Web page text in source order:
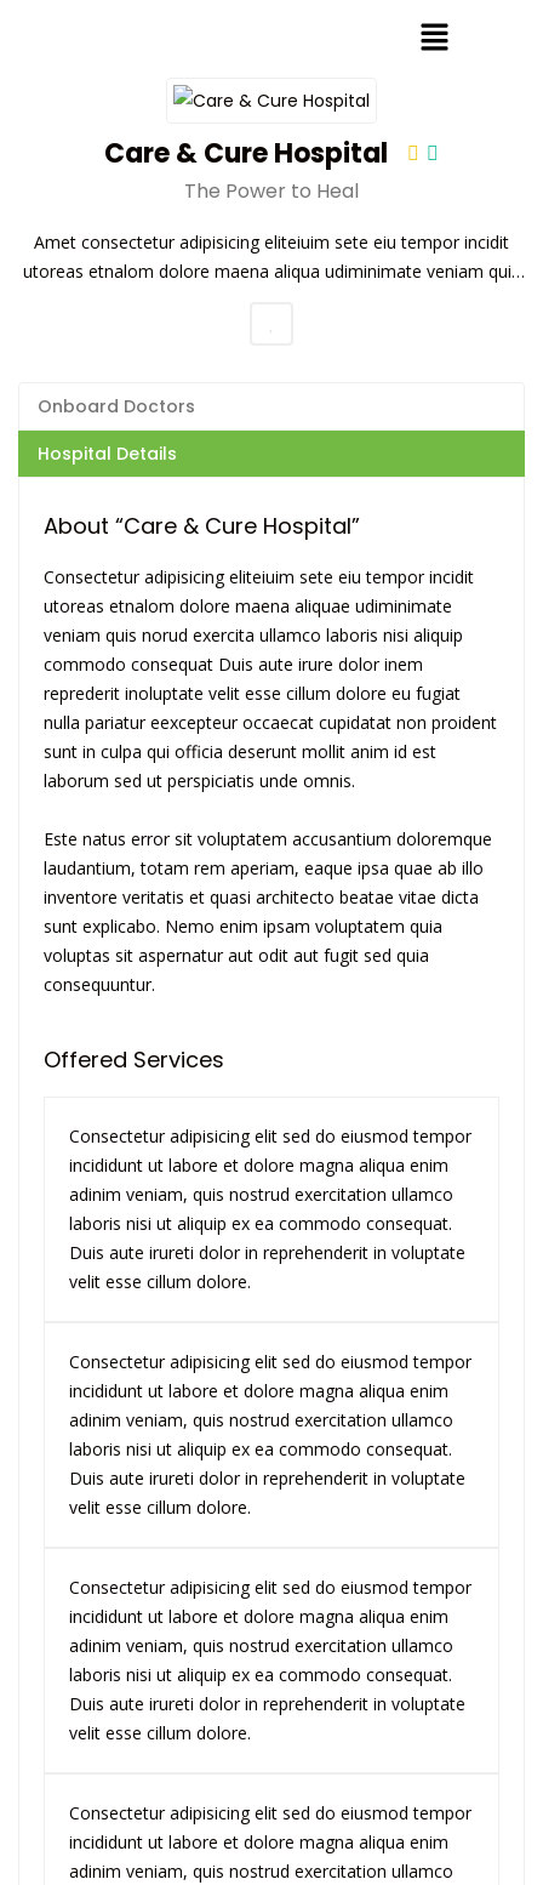
Care & Cure Hospital
The Power to Heal
Amet consectetur adipisicing eliteiuim sete eiu tempor incidit
utoreas etnalom dolore maena aliqua udiminimate veniam quis
Onboard Doctors
Hospital Details
About “Care & Cure Hospital”
Consectetur adipisicing eliteiuim sete eiu tempor incidit
utoreas etnalom dolore maena aliquae udiminimate
veniam quis norud exercita ullamco laboris nisi aliquip
commodo consequat Duis aute irure dolor inem
reprederit inoluptate velit esse cillum dolore eu fugiat
nulla pariatur eexcepteur occaecat cupidatat non proident
sunt in culpa qui officia deserunt mollit anim id est
laborum sed ut perspiciatis unde omnis.
Este natus error sit voluptatem accusantium doloremque
laudantium, totam rem aperiam, eaque ipsa quae ab illo
inventore veritatis et quasi architecto beatae vitae dicta
sunt explicabo. Nemo enim ipsam voluptatem quia
voluptas sit aspernatur aut odit aut fugit sed quia
consequuntur.
Offered Services
Consectetur adipisicing elit sed do eiusmod tempor
incididunt ut labore et dolore magna aliqua enim
adinim veniam, quis nostrud exercitation ullamco
laboris nisi ut aliquip ex ea commodo consequat.
Duis aute irureti dolor in reprehenderit in voluptate
velit esse cillum dolore.
Consectetur adipisicing elit sed do eiusmod tempor
incididunt ut labore et dolore magna aliqua enim
adinim veniam, quis nostrud exercitation ullamco
laboris nisi ut aliquip ex ea commodo consequat.
Duis aute irureti dolor in reprehenderit in voluptate
velit esse cillum dolore.
Consectetur adipisicing elit sed do eiusmod tempor
incididunt ut labore et dolore magna aliqua enim
adinim veniam, quis nostrud exercitation ullamco
laboris nisi ut aliquip ex ea commodo consequat.
Duis aute irureti dolor in reprehenderit in voluptate
velit esse cillum dolore.
Consectetur adipisicing elit sed do eiusmod tempor
incididunt ut labore et dolore magna aliqua enim
adinim veniam, quis nostrud exercitation ullamco